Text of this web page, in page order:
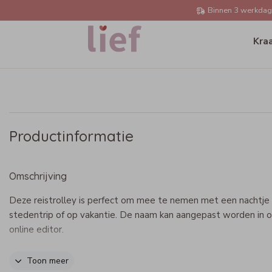
Binnen 3
Productinformatie
Omschrijving
Deze reistrolley is perfect om mee te nemen met een nachtje
stedentrip of op vakantie. De naam kan aangepast worden in
online editor.
Specificaties reistrolley:
Toon meer